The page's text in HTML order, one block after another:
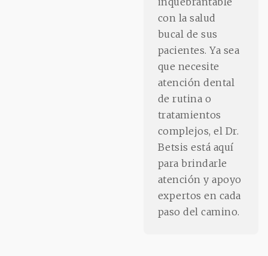
con la salud
bucal de sus
pacientes. Ya sea
que necesite
atención dental
de rutina o
tratamientos
complejos, el Dr.
Betsis está aquí
para brindarle
atención y apoyo
expertos en cada
paso del camino.